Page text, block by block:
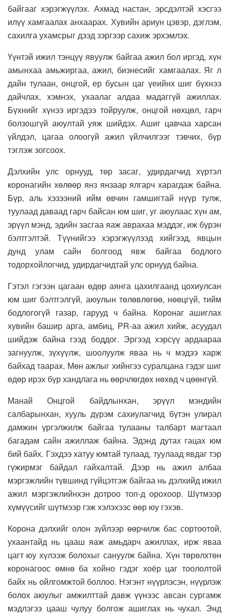
байгааг хэрэгжүүлэх. Ахмад настан, эрсдэлтэй хэсгээ
илүү хамгаалах анхаарах. Хувийн ариун цэвэр, дэглэм,
сахилга ухамсрыг дээд зэргээр сахиж эрхэмлэх.
Үүнтэй ижил тэнцүү явуулж байгаа ажил бол иргэд, хүн
амынхаа амьжиргаа, ажил, бизнесийг хамгаалах. Яг л
дайн тулаан, онцгой, ер бусын цаг үеийнх шиг бүхнээ
дайчлах, хэмнэх, ухаалаг алдаа мадаггүй ажиллах.
Бүхнийг хүнээ иргэдээ тойруулж, онцгой нөхцөл, гарч
болзошгүй аюултай уяж шийдэх. Ашиг цавчаа харсан
үйлдэл, цагаа олоогүй ажил үйлчилгээг тэвчих, бүр
тэглэж зогсоох.
Дэлхийн улс орнууд, төр засаг, удирдагчид хүртэл
коронагийн хөлөөр янз янзаар ялгарч харагдаж байна.
Бүр, аль хэзээний ийм өвчин гамшигтай нүүр тулж,
туулаад даваад гарч байсан юм шиг, уг аюулаас хүн ам,
эрүүл мэнд, эдийн засгаа яаж аврахаа мэддэг, иж бүрэн
бэлтгэлтэй. Түүнийгээ хэрэгжүүлээд хийгээд, явцын
дунд улам сайн болгоод явж байгаа бодлого
тодорхойлогчид, удирдагчидтай улс орнууд байна.
Гэтэл гэгээн цагаан өдөр аянга цахилгаанд цохиулсан
юм шиг бэлтгэлгүй, аюулын төлөвлөгөө, нөөцгүй, тийм
бодлогогүй газар, гарууд ч байна. Коронаг ашиглах
хувийн башир арга, амбиц, PR-аа ажил хийж, асуудал
шийдэж байна гээд боддог. Эргээд хэрсүү ардаараа
загнуулж, зүхүүлж, шоолуулж яваа нь ч мэдээ харж
байхад таарах. Мөн ажлыг хийнгээ суралцана гэдэг шиг
өдөр ирэх бүр хандлага нь өөрчлөгдөх нөхөд ч цөөнгүй.
Манай Онцгой байдлынхан, эрүүл мэндийн
салбарынхан, хууль дүрэм сахиулагчид бүтэн улирал
дамжин үргэлжилж байгаа тулааны талбарт магтаал
багадам сайн ажиллаж байна. Эдэнд дутах гацах юм
бий байх. Гэхдээ хатуу юмтай тулаад, туулаад явдаг тэр
гүжирмэг байдал гайхалтай. Дээр нь ажил албаа
мэргэжлийн түвшинд гүйцэтгэж байгаа нь дэлхийд ижил
ажил мэргэжлийнхэн дотроо топ-д орохоор. Шүтмээр
хүмүүсийг шүтмээр гэж хэлэхээс өөр юу гэхэв.
Корона дэлхийг олон зүйлээр өөрчилж бас сортоотой,
ухаантайд нь цааш яаж амьдарч ажиллах, ирж яваа
цагт юу хүлээж болохыг сануулж байна. Хүн төрөлхтөн
коронагоос өмнө ба хойно гэдэг хоёр цаг тоололтой
байх нь ойлгомжтой боллоо. Нэгэнт нүүрлэсэн, нүүрлэж
болох аюулыг амжилттай давж үүнээс авсан сургамж
мэдлэгээ цааш чулуу болгож ашиглах нь чухал. Энд